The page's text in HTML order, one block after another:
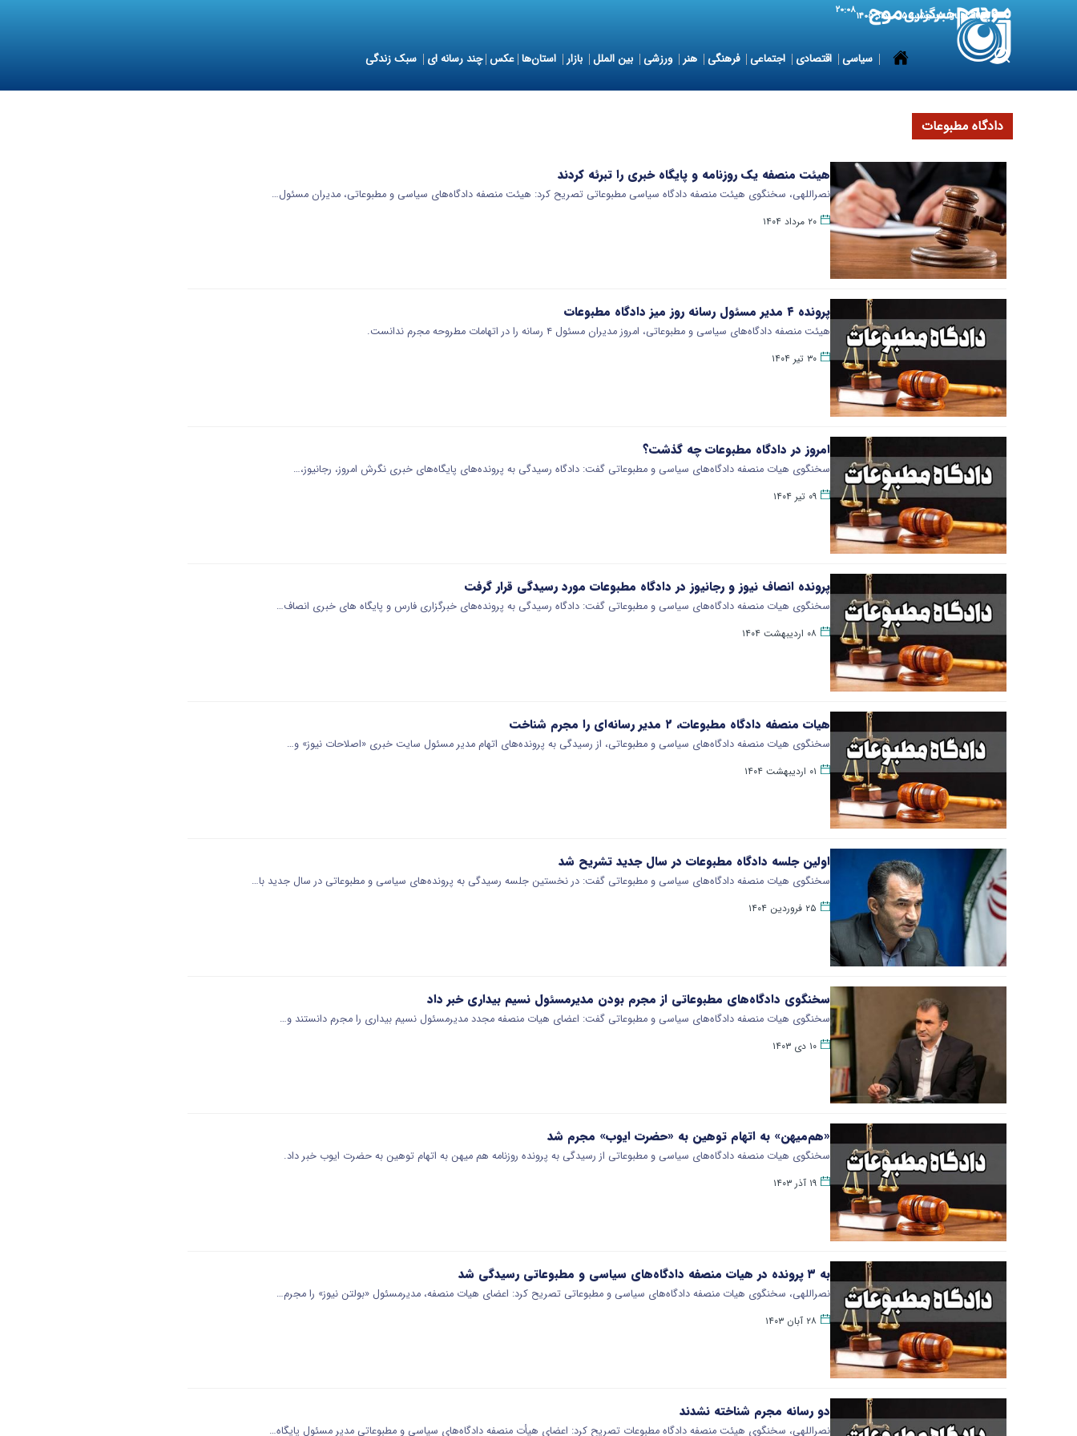
6 August 2026 پنجشنبه ۱۵ مرداد ۱۴۰۵ ۲۰:۰۸
سیاسی اقتصادی اجتماعی فرهنگی هنر ورزشی بین الملل بازار استان‌ها عکس چند رسانه ای سبک زندگی
دادگاه مطبوعات
هیئت منصفه یک روزنامه و پایگاه خبری را تبرئه کردند
نصراللهی، سخنگوی هیئت منصفه دادگاه سیاسی مطبوعاتی تصریح کرد: هیئت منصفه دادگاه‌های سیاسی و مطبوعاتی، مدیران مسئول…
۲۰ مرداد ۱۴۰۴
پرونده ۴ مدیر مسئول رسانه روز میز دادگاه مطبوعات
هیئت منصفه دادگاه‌های سیاسی و مطبوعاتی، امروز مدیران مسئول ۴ رسانه را در اتهامات مطروحه مجرم ندانست.
۳۰ تیر ۱۴۰۴
امروز در دادگاه مطبوعات چه گذشت؟
سخنگوی هیات منصفه دادگاه‌های سیاسی و مطبوعاتی گفت: دادگاه رسیدگی به پرونده‌های پایگاه‌های خبری نگرش امروز، رجانیوز،…
۰۹ تیر ۱۴۰۴
پرونده انصاف نیوز و رجانیوز در دادگاه مطبوعات مورد رسیدگی قرار گرفت
سخنگوی هیات منصفه دادگاه‌های سیاسی و مطبوعاتی گفت: دادگاه رسیدگی به پرونده‌های خبرگزاری فارس و پایگاه های خبری انصاف…
۰۸ اردیبهشت ۱۴۰۴
هیات منصفه دادگاه مطبوعات، ۲ مدیر رسانه‌ای را مجرم شناخت
سخنگوی هیات منصفه دادگاه‌های سیاسی و مطبوعاتی، از رسیدگی به پرونده‌های اتهام‌ مدیر مسئول سایت خبری «اصلاحات نیوز» و…
۰۱ اردیبهشت ۱۴۰۴
اولین جلسه دادگاه مطبوعات در سال جدید تشریح شد
سخنگوی هیات منصفه دادگاه‌های سیاسی و مطبوعاتی گفت: در نخستین جلسه رسیدگی به پرونده‌های سیاسی و مطبوعاتی در سال جدید با…
۲۵ فروردین ۱۴۰۴
سخنگوی دادگاه‌های مطبوعاتی از مجرم بودن مدیرمسئول نسیم بیداری خبر داد
سخنگوی هیات منصفه دادگاه‌های سیاسی و مطبوعاتی گفت‌: اعضای هیات منصفه مجدد مدیرمسئول نسیم بیداری را مجرم دانستند و…
۱۰ دی ۱۴۰۳
«هم‌میهن» به اتهام توهین به «حضرت ایوب» مجرم شد
سخنگوی هیات منصفه دادگاه‌های سیاسی و مطبوعاتی از رسیدگی به پرونده روزنامه هم میهن به اتهام توهین به حضرت ایوب خبر داد.
۱۹ آذر ۱۴۰۳
به ۳ پرونده در هیات منصفه دادگاه‌های سیاسی و مطبوعاتی رسیدگی شد
نصراللهی، سخنگوی هیات منصفه دادگاه‌های سیاسی و مطبوعاتی تصریح کرد: اعضای هیات منصفه، مدیرمسئول «بولتن نیوز» را مجرم…
۲۸ آبان ۱۴۰۳
دو رسانه مجرم شناخته نشدند
نصراللهی، سخنگوی هیئت منصفه دادگاه مطبوعات تصریح کرد: اعضای هیأت منصفه دادگاه‌های سیاسی و مطبوعاتی مدیر مسئول پایگاه…